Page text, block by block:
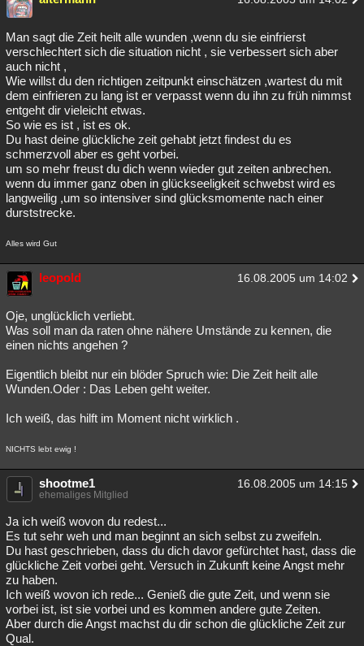
Man sagt die Zeit heilt alle wunden ,wenn du sie einfrierst
verschlechtert sich die situation nicht , sie verbessert sich aber
auch nicht ,
Wie willst du den richtigen zeitpunkt einschätzen ,wartest du mit
dem einfrieren zu lang ist er verpasst wenn du ihn zu früh nimmst
entgeht dir vieleicht etwas.
So wie es ist , ist es ok.
Du hast deine glückliche zeit gehabt jetzt findest du es
schmerzvoll aber es geht vorbei.
um so mehr freust du dich wenn wieder gut zeiten anbrechen.
wenn du immer ganz oben in glückseeligkeit schwebst wird es
langweilig ,um so intensiver sind glücksmomente nach einer
durststrecke.
Alles wird Gut
leopold 16.08.2005 um 14:02
Oje, unglücklich verliebt.
Was soll man da raten ohne nähere Umstände zu kennen, die
einen nichts angehen ?
Eigentlich bleibt nur ein blöder Spruch wie: Die Zeit heilt alle
Wunden.Oder : Das Leben geht weiter.
Ich weiß, das hilft im Moment nicht wirklich .
NICHTS lebt ewig !
shootme1 16.08.2005 um 14:15
ehemaliges Mitglied
Ja ich weiß wovon du redest...
Es tut sehr weh und man beginnt an sich selbst zu zweifeln.
Du hast geschrieben, dass du dich davor gefürchtet hast, dass die
glückliche Zeit vorbei geht. Versuch in Zukunft keine Angst mehr
zu haben.
Ich weiß wovon ich rede... Genieß die gute Zeit, und wenn sie
vorbei ist, ist sie vorbei und es kommen andere gute Zeiten.
Aber durch die Angst machst du dir schon die glückliche Zeit zur
Qual.